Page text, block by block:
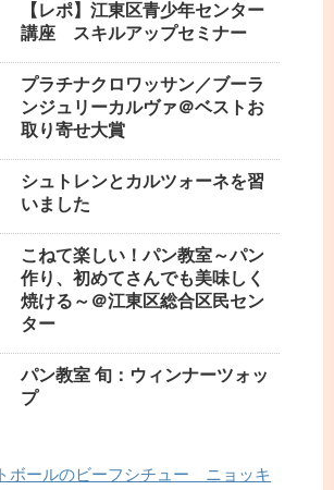
【レポ】江東区青少年センター
講座 スキルアップセミナー
プラチナクロワッサン／ブーラ
ンジュリーカルヴァ＠ベストお
取り寄せ大賞
シュトレンとカルツォーネを習
いました
こねて楽しい！パン教室～パン
作り、初めてさんでも美味しく
焼ける～＠江東区総合区民セン
ター
パン教室 旬：ウィンナーツォッ
プ
ボールのビーフシチュー ニョッキ